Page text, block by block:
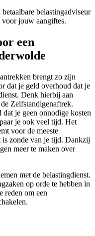
belastingadviseur
jouw aangiftes.
een
brengt zo zijn
dat je geld overhoud dat je
Denk hierbij aan
Zelfstandigenaftrek.
je geen onnodige kosten
je ook veel tijd. Het
voor de meeste
zonde van je tijd. Dankzij
meer te maken over
met de belastingdienst.
op orde te hebben in
reden om een